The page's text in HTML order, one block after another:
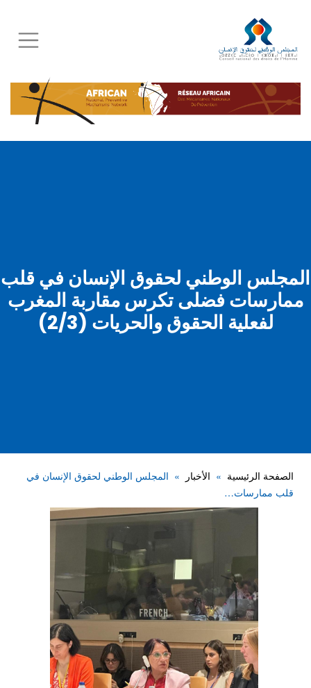
Skip
to
main
content
المجلس الوطني لحقوق الإنسان في قلب
ممارسات فضلى تكرس مقاربة المغرب
لفعلية الحقوق والحريات (2/3)
الصفحة الرئيسية الأخبار
المجلس الوطني لحقوق الإنسان في
قلب ممارسات…